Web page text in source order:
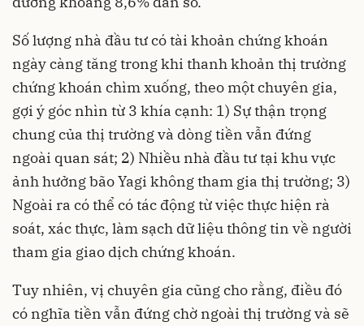
Số lượng nhà đầu tư có tài khoản chứng khoán
ngày càng tăng trong khi thanh khoản thị trường
chứng khoán chìm xuống, theo một chuyên gia,
gợi ý góc nhìn từ 3 khía cạnh: 1) Sự thận trọng
chung của thị trường và dòng tiền vẫn đứng
ngoài quan sát; 2) Nhiều nhà đầu tư tại khu vực
ảnh hưởng bão Yagi không tham gia thị trường; 3)
Ngoài ra có thể có tác động từ việc thực hiện rà
soát, xác thực, làm sạch dữ liệu thông tin về người
tham gia giao dịch chứng khoán.
Tuy nhiên, vị chuyên gia cũng cho rằng, điều đó
có nghĩa tiền vẫn đứng chờ ngoài thị trường và sẽ